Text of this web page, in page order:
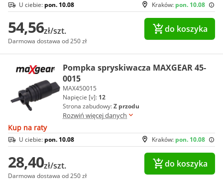
Kraków: pon. 10.08
U ciebie: pon. 10.08
54,56zł/szt.
Darmowa dostawa od 250 zł
do koszyka
Pompka spryskiwacza MAXGEAR 45-
0015
MAX450015
Napięcie [v]: 12
Strona zabudowy:Z przodu
Rozwiń więcej danych
Kup na raty
Kraków: pon. 10.08
U ciebie: pon. 10.08
28,40zł/szt.
Darmowa dostawa od 250 zł
do koszyka